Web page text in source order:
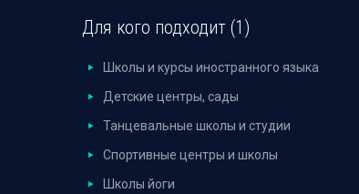
Для кого подходит (1)
Школы и курсы иностранного языка
Детские центры, сады
Танцевальные школы и студии
Спортивные центры и школы
Школы йоги